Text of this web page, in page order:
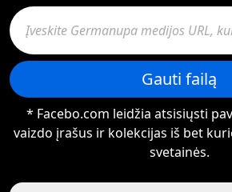
Gauti failą
* Facebo.com leidžia atsisiųsti
vaizdo įrašus ir kolekcijas iš bet
svetainės.